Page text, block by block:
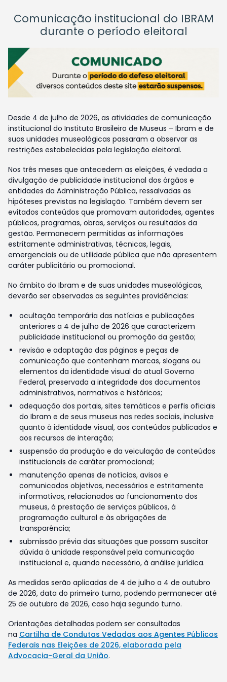
Comunicação institucional do IBRAM
durante o período eleitoral
Desde 4 de julho de 2026, as atividades de comunicação
institucional do Instituto Brasileiro de Museus – Ibram e de
suas unidades museológicas passaram a observar as
restrições estabelecidas pela legislação eleitoral.
Nos três meses que antecedem as eleições, é vedada a
divulgação de publicidade institucional dos órgãos e
entidades da Administração Pública, ressalvadas as
hipóteses previstas na legislação. Também devem ser
evitados conteúdos que promovam autoridades, agentes
públicos, programas, obras, serviços ou resultados da
gestão. Permanecem permitidas as informações
estritamente administrativas, técnicas, legais,
emergenciais ou de utilidade pública que não apresentem
caráter publicitário ou promocional.
No âmbito do Ibram e de suas unidades museológicas,
deverão ser observadas as seguintes providências:
ocultação temporária das notícias e publicações
anteriores a 4 de julho de 2026 que caracterizem
publicidade institucional ou promoção da gestão;
revisão e adaptação das páginas e peças de
comunicação que contenham marcas, slogans ou
elementos da identidade visual do atual Governo
Federal, preservada a integridade dos documentos
administrativos, normativos e históricos;
adequação dos portais, sites temáticos e perfis oficiais
do Ibram e de seus museus nas redes sociais, inclusive
quanto à identidade visual, aos conteúdos publicados e
aos recursos de interação;
suspensão da produção e da veiculação de conteúdos
institucionais de caráter promocional;
manutenção apenas de notícias, avisos e
comunicados objetivos, necessários e estritamente
informativos, relacionados ao funcionamento dos
museus, à prestação de serviços públicos, à
programação cultural e às obrigações de
transparência;
submissão prévia das situações que possam suscitar
dúvida à unidade responsável pela comunicação
institucional e, quando necessário, à análise jurídica.
As medidas serão aplicadas de 4 de julho a 4 de outubro
de 2026, data do primeiro turno, podendo permanecer até
25 de outubro de 2026, caso haja segundo turno.
Orientações detalhadas podem ser consultadas
na Cartilha de Condutas Vedadas aos Agentes Públicos
Federais nas Eleições de 2026, elaborada pela
Advocacia-Geral da União.